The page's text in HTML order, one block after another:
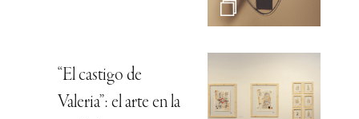
“El castigo de
Valeria”: el arte en la